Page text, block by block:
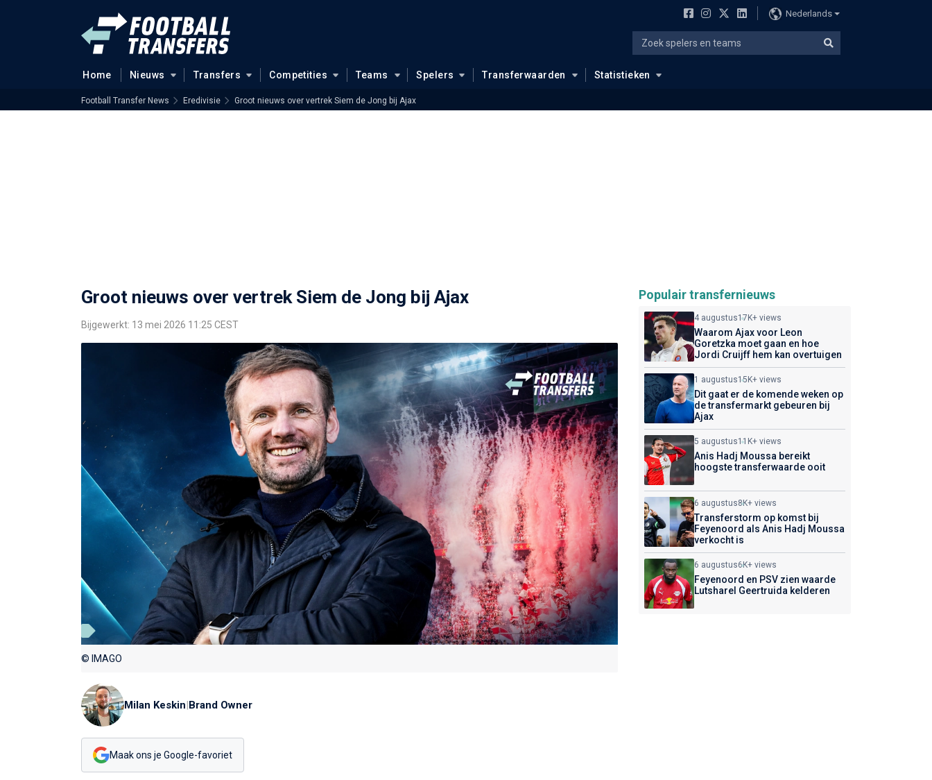
Nederlands
Home Nieuws Transfers Competities Teams Spelers Transferwaarden Statistieken
Football Transfer News Eredivisie Groot nieuws over vertrek Siem de Jong bij Ajax
Groot nieuws over vertrek Siem de Jong bij Ajax
Bijgewerkt: 13 mei 2026 11:25 CEST
© IMAGO
Milan Keskin|Brand Owner
Maak ons je Google-favoriet
Populair transfernieuws
4 augustus17K+ views
Waarom Ajax voor Leon
Goretzka moet gaan en hoe
Jordi Cruijff hem kan overtuigen
1 augustus15K+ views
Dit gaat er de komende weken op
de transfermarkt gebeuren bij
Ajax
5 augustus11K+ views
Anis Hadj Moussa bereikt
hoogste transferwaarde ooit
6 augustus8K+ views
Transferstorm op komst bij
Feyenoord als Anis Hadj Moussa
verkocht is
6 augustus6K+ views
Feyenoord en PSV zien waarde
Lutsharel Geertruida kelderen